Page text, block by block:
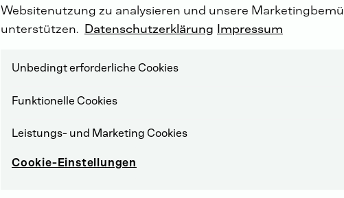
Websitenutzung zu analysieren und unsere
unterstützen. Datenschutzerklärung Impressum
Unbedingt erforderliche Cookies
Funktionelle Cookies
Leistungs- und Marketing Cookies
Cookie-Einstellungen